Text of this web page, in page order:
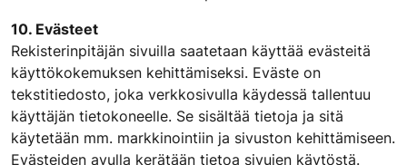
10. Evästeet
Rekisterinpitäjän sivuilla saatetaan käyttää evästeitä
käyttökokemuksen kehittämiseksi. Eväste on
tekstitiedosto, joka verkkosivulla käydessä tallentuu
käyttäjän tietokoneelle. Se sisältää tietoja ja sitä
käytetään mm. markkinointiin ja sivuston kehittämiseen.
Evästeiden avulla kerätään tietoa sivujen käytöstä.